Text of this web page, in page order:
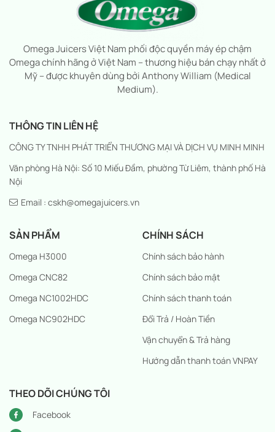
Omega Juicers Việt Nam phối độc quyền máy ép chậm
Omega chính hãng ở Việt Nam – thương hiệu bán chạy nhất ở
Mỹ – được khuyên dùng bởi Anthony William (Medical
Medium).
THÔNG TIN LIÊN HỆ
CÔNG TY TNHH PHÁT TRIỂN THƯƠNG MẠI VÀ DỊCH VỤ MINH MINH
Văn phòng Hà Nội: Số 10 Miếu Đầm, phường Từ Liêm, thành phố Hà
Nội
Email : cskh@omegajuicers.vn
SẢN PHẨM
Omega H3000
Omega CNC82
Omega NC1002HDC
Omega NC902HDC
CHÍNH SÁCH
Chính sách bảo hành
Chính sách bảo mật
Chính sách thanh toán
Đổi Trả / Hoàn Tiền
Vận chuyển & Trả hàng
Hướng dẫn thanh toán VNPAY
THEO DÕI CHÚNG TÔI
Facebook